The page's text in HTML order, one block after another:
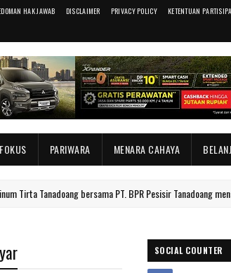
HAK JAWAB DISCLAIMER PRIVACY POLICY KETENTUAN
FOKUS PARIWARA MENARA CAHAYA
bersama PT. BPR Pesisir Tanadoang
SOCIAL COUNTER